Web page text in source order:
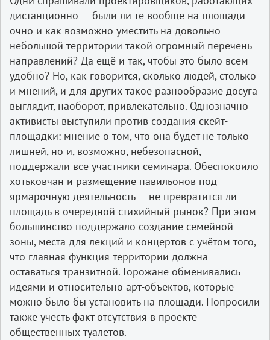
дистанционно — были ли те вообще на площади
очно и как возможно уместить на довольно
небольшой территории такой огромный перечень
направлений? Да ещё и так, чтобы это было всем
удобно? Но, как говорится, сколько людей, столько
и мнений, и для других такое разнообразие досуга
выглядит, наоборот, привлекательно. Однозначно
активисты выступили против создания скейт-
площадки: мнение о том, что она будет не только
лишней, но и, возможно, небезопасной,
поддержали все участники семинара. Обеспокоило
хотьковчан и размещение павильонов под
ярмарочную деятельность — не превратится ли
площадь в очередной стихийный рынок? При этом
большинство поддержало создание семейной
зоны, места для лекций и концертов с учётом того,
что главная функция территории должна
оставаться транзитной. Горожане обменивались
идеями и относительно арт-объектов, которые
можно было бы установить на площади. Попросили
также учесть факт отсутствия в проекте
общественных туалетов.